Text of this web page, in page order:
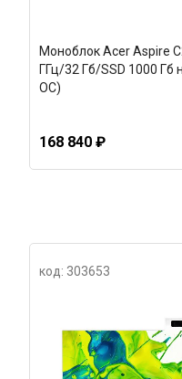
Моноблок Acer Aspire
ГГц/32 Гб/SSD 1000 Гб
ОС)
168 840 ₽
код: 303653